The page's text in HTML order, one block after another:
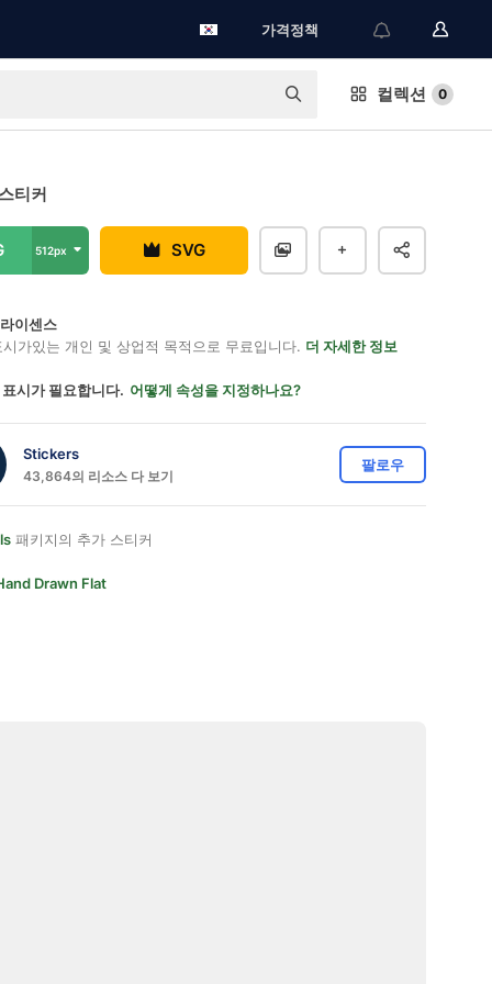
가격정책
컬렉션 0
티커
512px SVG
이센스
가있는 개인 및 상업적 목적으로 무료입니다. 더 자세한 정보
시가 필요합니다. 어떻게 속성을 지정하나요?
Stickers
43,864의 리소스 다 보기
팔로우
패키지의 추가 스티커
Drawn Flat